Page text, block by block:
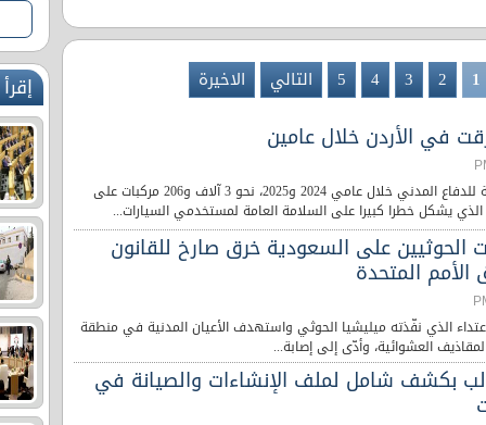
1
2
3
4
5 التالي الاخيرة
في الأردن خلال عامين
سجلت المديرية العامة للدفاع المدني خلال عامي 2024 و2025، نحو 3 آلاف و206 مركبات على
الذي يشكل خطرا كبيرا على السلامة العامة لمستخدمي السيارات...
الحوثيين على السعودية خرق صارخ للقانون
المتحدة
الذي نفّذته ميليشيا الحوثي واستهدف الأعيان المدنية في منطقة
العشوائية، وأدّى إلى إصابة...
بكشف شامل لملف الإنشاءات والصيانة في